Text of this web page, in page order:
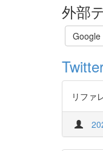
外部
Google
リファ